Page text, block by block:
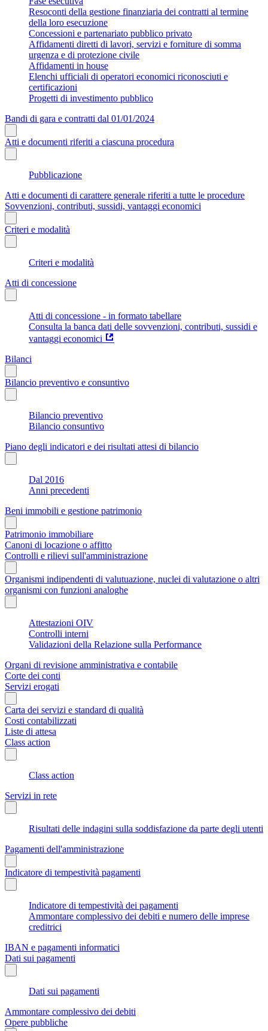
Resoconti della gestione finanziaria dei contratti al termine
della loro esecuzione
Concessioni e partenariato pubblico privato
Affidamenti diretti di lavori, servizi e forniture di somma
urgenza e di protezione civile
Affidamenti in house
Elenchi ufficiali di operatori economici riconosciuti e
certificazioni
Progetti di investimento pubblico
Bandi di gara e contratti dal 01/01/2024
Atti e documenti riferiti a ciascuna procedura
Pubblicazione
Atti e documenti di carattere generale riferiti a tutte le procedure
Sovvenzioni, contributi, sussidi, vantaggi economici
Criteri e modalità
Criteri e modalità
Atti di concessione
Atti di concessione - in formato tabellare
Consulta la banca dati delle sovvenzioni, contributi, sussidi e
vantaggi economici
Bilanci
Bilancio preventivo e consuntivo
Bilancio preventivo
Bilancio consuntivo
Piano degli indicatori e dei risultati attesi di bilancio
Dal 2016
Anni precedenti
Beni immobili e gestione patrimonio
Patrimonio immobiliare
Canoni di locazione o affitto
Controlli e rilievi sull'amministrazione
Organismi indipendenti di valutuazione, nuclei di valutazione o altri
organismi con funzioni analoghe
Attestazioni OIV
Controlli interni
Validazioni della Relazione sulla Performance
Organi di revisione amministrativa e contabile
Corte dei conti
Servizi erogati
Carta dei servizi e standard di qualità
Costi contabilizzati
Liste di attesa
Class action
Class action
Servizi in rete
Risultati delle indagini sulla soddisfazione da parte degli utenti
Pagamenti dell'amministrazione
Indicatore di tempestività pagamenti
Indicatore di tempestività dei pagamenti
Ammontare complessivo dei debiti e numero delle imprese
creditrici
IBAN e pagamenti informatici
Dati sui pagamenti
Dati sui pagamenti
Ammontare complessivo dei debiti
Opere pubbliche